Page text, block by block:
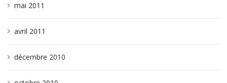
mai 2011
avril 2011
décembre 2010